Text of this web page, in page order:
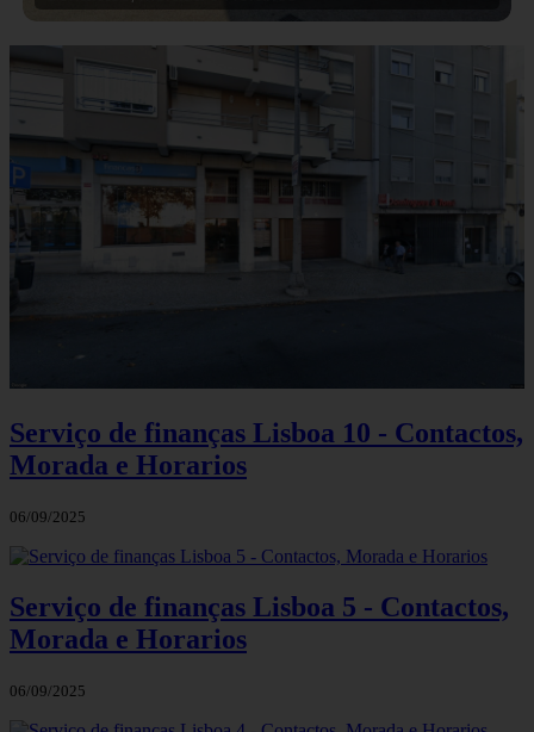
Serviço de finanças Lisboa 10 - Contactos,
Morada e Horarios
06/09/2025
Serviço de finanças Lisboa 5 - Contactos,
Morada e Horarios
06/09/2025